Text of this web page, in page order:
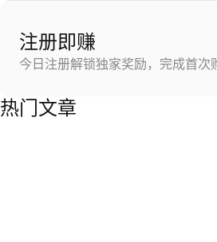
注册即赚
今日注册解锁独家奖励，完成首
热门文章